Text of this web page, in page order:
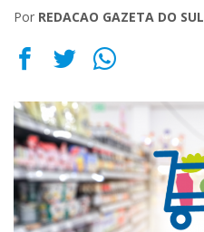
Por REDACAO GAZETA DO SUL